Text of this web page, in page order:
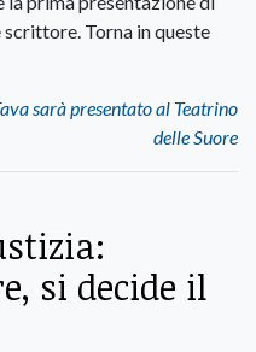
Torna in queste
sarà presentato al Teatrino
delle Suore
si decide il